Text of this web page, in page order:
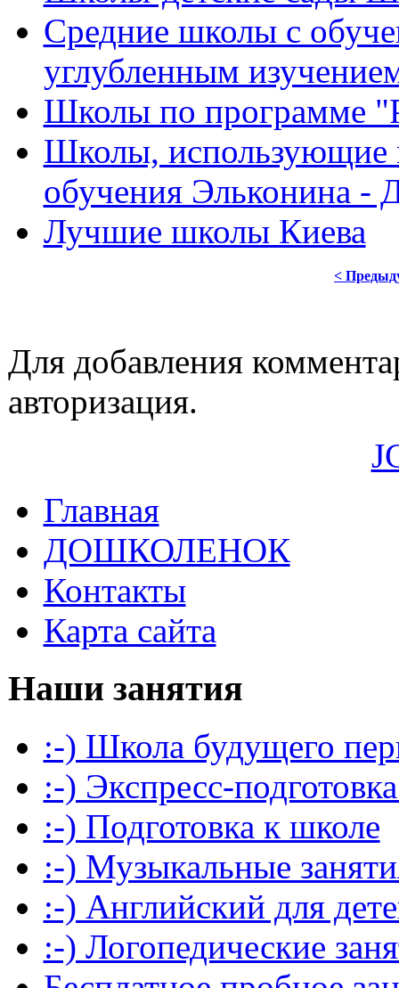
Средние школы с
углубленным
Школы по программе
Школы, использующие
обучения Эльконина -
Лучшие школы Киева
<
Для добавления
авторизация.
Главная
ДОШКОЛЕНОК
Контакты
Карта сайта
Наши занятия
:-) Школа будущего
:-) Экспресс-
:-) Подготовка к школе
:-) Музыкальные
:-) Английский для
:-) Логопедические